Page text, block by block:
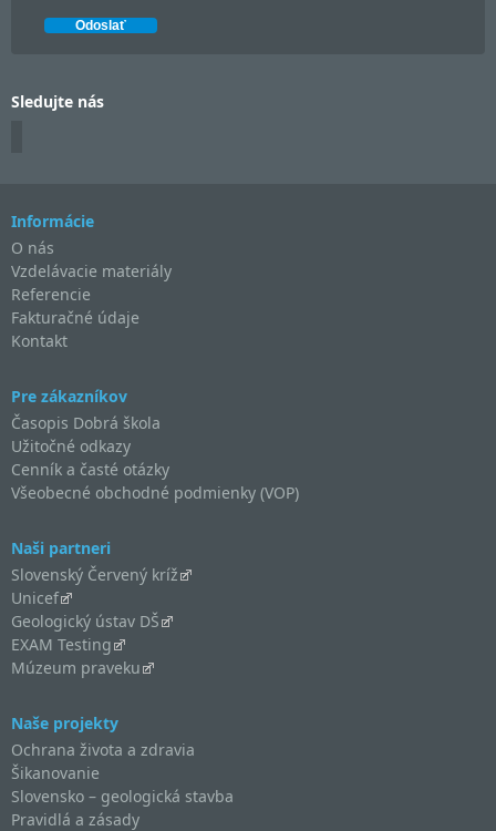
Sledujte nás
Informácie
O nás
Vzdelávacie materiály
Referencie
Fakturačné údaje
Kontakt
Pre zákazníkov
Časopis Dobrá škola
Užitočné odkazy
Cenník a časté otázky
Všeobecné obchodné podmienky (VOP)
Naši partneri
Slovenský Červený kríž
Unicef
Geologický ústav DŠ
EXAM Testing
Múzeum praveku
Naše projekty
Ochrana života a zdravia
Šikanovanie
Slovensko – geologická stavba
Pravidlá a zásady